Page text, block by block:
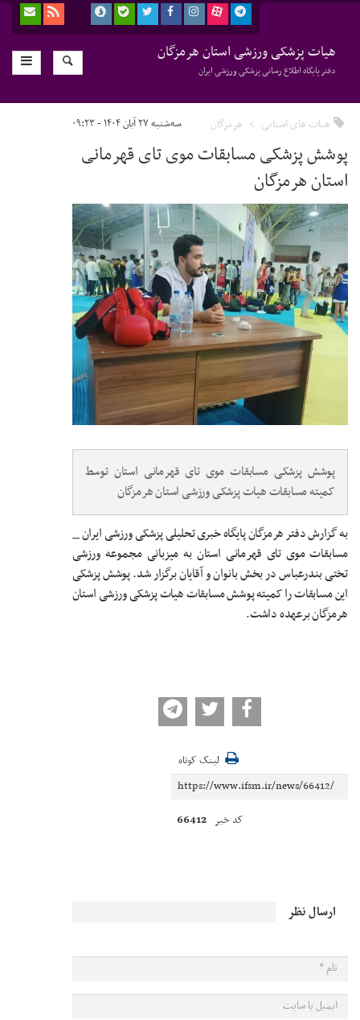
هیات پزشکی ورزشی استان هرمزگان
دفتر پایگاه اطلاع رسانی پزشکی ورزشی ایران
هیات های استانی هرمزگان سه‌شنبه ۲۷ آبان ۱۴۰۴ - ۰۹:۲۳
پوشش پزشکی مسابقات موی تای قهرمانی
استان هرمزگان
پوشش پزشکی مسابقات موی تای قهرمانی استان توسط
کمیته مسابقات هیات پزشکی ورزشی استان هرمزگان
به گزارش دفتر هرمزگان پایگاه خبری تحلیلی پزشکی ورزشی ایران _
مسابقات موی تای قهرمانی استان به میزبانی مجموعه ورزشی
تختی بندرعباس در بخش بانوان و آقایان برگزار شد. پوشش پزشکی
این مسابقات را کمیته پوشش مسابقات هیات پزشکی ورزشی استان
هرمزگان برعهده داشت.
لینک کوتاه
کد خبر 66412
ارسال نظر